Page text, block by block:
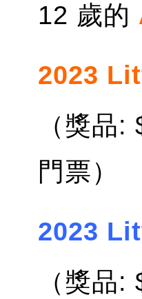
12 歲的
2023
（獎品
門票）
2023
（獎品